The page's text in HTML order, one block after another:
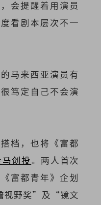
会提醒着用演员
看剧本层次不一
马来西亚演员有
笃定自己不会演
档，也将《富都
创投。两人首次
富都青年》企划
视野奖”及“镜文